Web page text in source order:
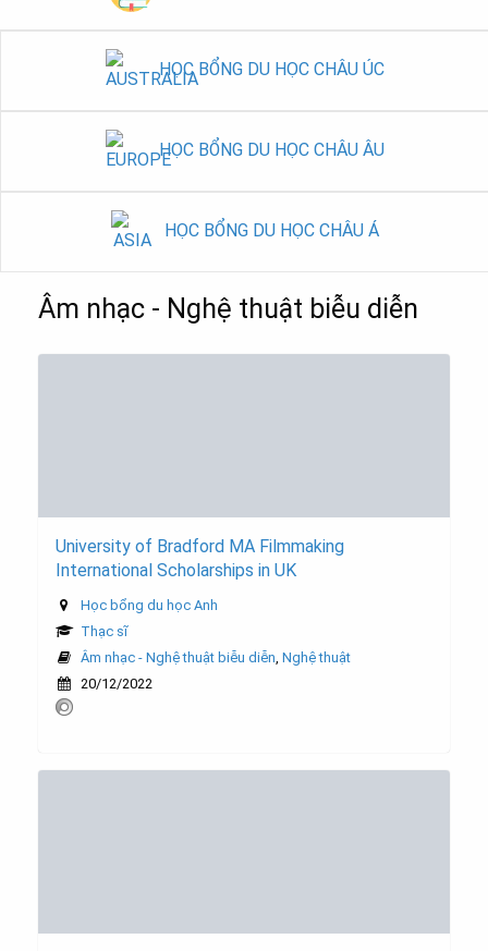
HỌC BỔNG DU HỌC CHÂU ÚC
HỌC BỔNG DU HỌC CHÂU ÂU
HỌC BỔNG DU HỌC CHÂU Á
Âm nhạc - Nghệ thuật biễu diễn
University of Bradford MA Filmmaking
International Scholarships in UK
Học bổng du học Anh
Thạc sĩ
Âm nhạc - Nghệ thuật biễu diễn Nghệ thuật
20/12/2022